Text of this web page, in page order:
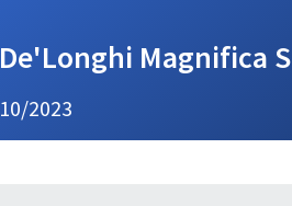
De'Longhi Magnifica S
10/2023